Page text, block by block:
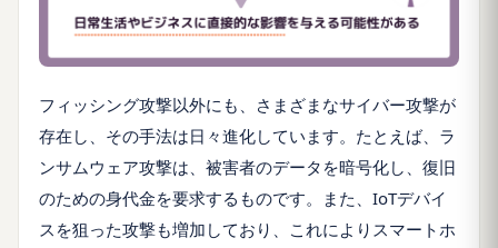
フィッシング攻撃以外にも、さまざまなサイバー攻撃が
存在し、その手法は日々進化しています。たとえば、ラ
ンサムウェア攻撃は、被害者のデータを暗号化し、復旧
のための身代金を要求するものです。また、IoTデバイ
スを狙った攻撃も増加しており、これによりスマートホ